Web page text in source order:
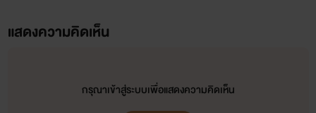
แสดงความคิดเห็น
กรุณาเข้าสู่ระบบเพื่อแสดงความคิดเห็น